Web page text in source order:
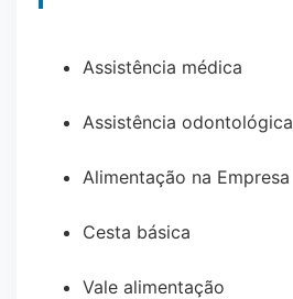
Assistência médica
Assistência odontológica
Alimentação na Empresa
Cesta básica
Vale alimentação